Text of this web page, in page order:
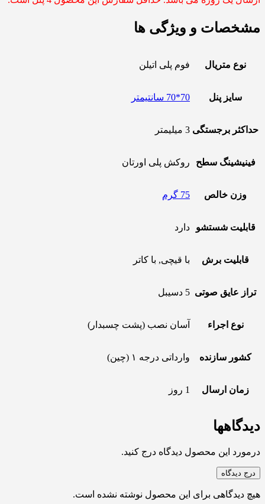
مشخصات و ویژگی ها
نوع متریال فوم پلی اتیلن
سایز پنل 70*70 سانتیمتر
حداکثر برجستگی 3 میلیمتر
فینیشینگ سطح روکش پلی اورتان
وزن خالص 75 گرم
قابلیت شستشو دارد
قابلیت برش با قیچی, با کاتر
تراز عایق صوتی 5 دسیبل
نوع اجراء آسان نصب (پشت چسبدار)
کشور سازنده وارداتی درجه ۱ (چین)
زمان ارسال 1 روز
دیدگاهها
درمورد این محصول دیدگاه درج کنید.
درج دیدگاه
هیچ دیدگاهی برای این محصول نوشته نشده است.